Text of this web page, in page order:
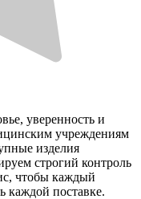
уверенность и
учреждениям
изделия
строгий контроль
чтобы каждый
каждой поставке.